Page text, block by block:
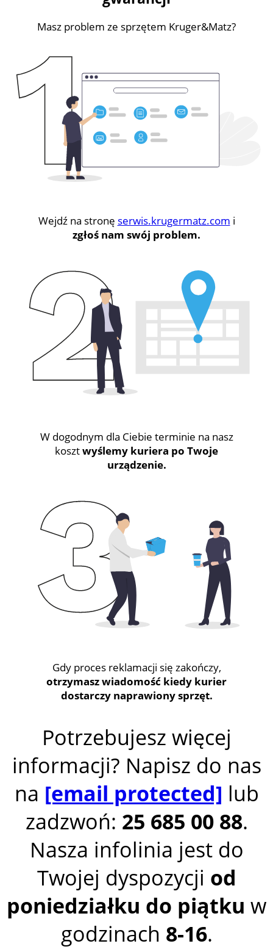
Masz problem ze sprzętem Kruger&Matz?
Wejdź na stronę serwis.krugermatz.com i
zgłoś nam swój problem.
W dogodnym dla Ciebie terminie na nasz
kosztwyślemy kuriera po Twoje
urządzenie.
Gdy proces reklamacji się zakończy,
otrzymasz wiadomość kiedy kurier
dostarczy naprawiony sprzęt.
Potrzebujesz więcej
informacji? Napisz do nas
na [email protected] lub
zadzwoń: 25 685 00 88.
Nasza infolinia jest do
Twojej dyspozycji od
poniedziałku do piątku w
godzinach 8-16.